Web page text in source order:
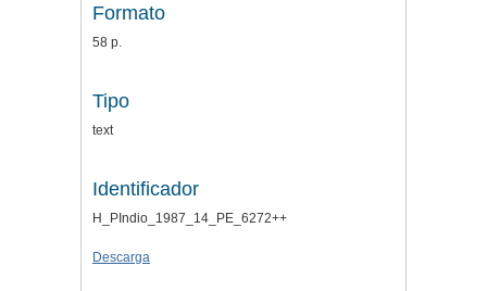
Formato
58 p.
Tipo
text
Identificador
H_PIndio_1987_14_PE_6272++
Descarga